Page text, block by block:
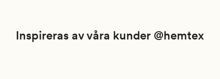
Inspireras av våra kunder @hemtex